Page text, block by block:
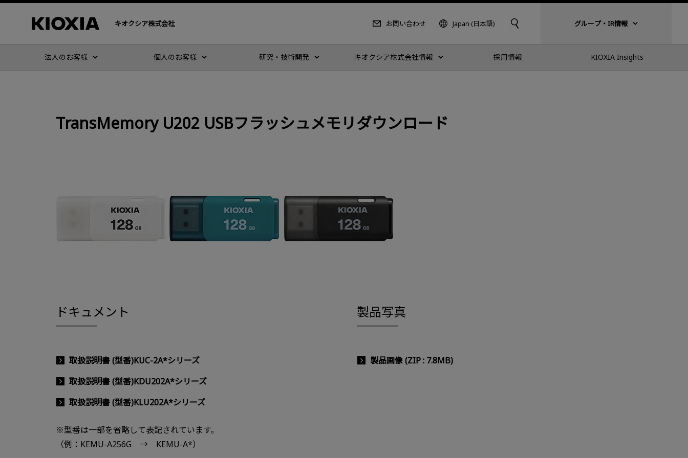
キオクシア株式会社 お問い合わせ Japan (日本語) グループ・IR情報
法人のお客様 個人のお客様 研究・技術開発 キオクシア株式会社情報 採用情報 KIOXIA Insights
TransMemory U202 USBフラッシュメモリダウンロード
ドキュメント
取扱説明書 (型番)KUC-2A*シリーズ
取扱説明書 (型番)KDU202A*シリーズ
取扱説明書 (型番)KLU202A*シリーズ
※型番は一部を省略して表記されています。
（例：KEMU-A256G → KEMU-A*）
製品写真
製品画像 (ZIP : 7.8MB)